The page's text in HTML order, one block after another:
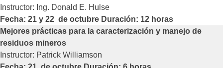
Instructor: Ing. Donald E. Hulse
Fecha: 21 y 22 de octubre Duración: 12 horas
Mejores prácticas para la caracterización y manejo de
residuos mineros
Instructor: Patrick Williamson